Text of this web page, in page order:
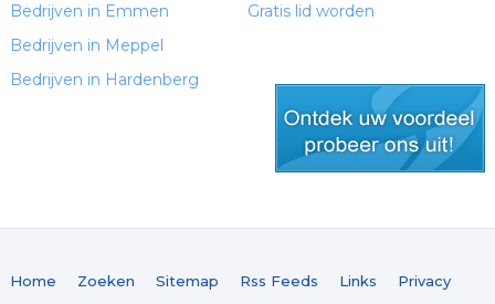
Bedrijven in Emmen
Bedrijven in Meppel
Bedrijven in Hardenberg
Gratis lid worden
Home Zoeken Sitemap Rss Feeds Links Privacy